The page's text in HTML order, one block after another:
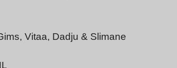
Vitaa, Dadju & Slimane